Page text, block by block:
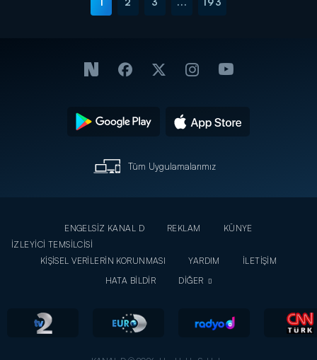
Tüm Uygulamalarımız
ENGELSİZ KANAL D REKLAM
KÜNYE
İZLEYİCİ TEMSİLCİSİ
KİŞİSEL VERİLERİN KORUNMASI
YARDIM
İLETİŞİM
HATA BİLDİR
DİĞER